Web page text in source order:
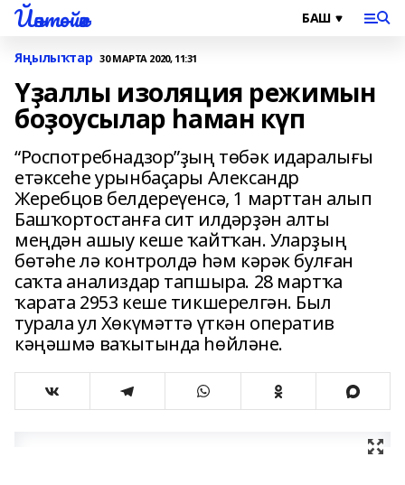
Йәнтөйәк
Яңылыҡтар 30 МАРТА 2020, 11:31
Үҙаллы изоляция режимын
боҙоусылар һаман күп
“Роспотребнадзор”ҙың төбәк идаралығы
етәксеһе урынбаҫары Александр
Жеребцов белдереүенсә, 1 марттан алып
Башҡортостанға сит илдәрҙән алты
меңдән ашыу кеше ҡайтҡан. Уларҙың
бөтәһе лә контролдә һәм кәрәк булған
саҡта анализдар тапшыра. 28 мартҡа
ҡарата 2953 кеше тикшерелгән. Был
турала ул Хөкүмәттә үткән оператив
кәңәшмә ваҡытында һөйләне.